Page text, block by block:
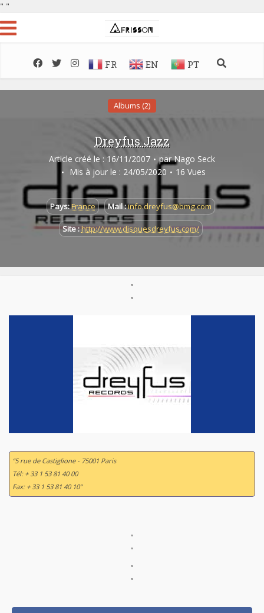
" "
FR EN PT
Albums (2)
Dreyfus Jazz
Article créé le : 16/11/2007 par Nago Seck
Mis à jour le : 24/05/2020
16 Vues
Pays:France Mail :info.dreyfus@bmg.com
Site :http://www.disquesdreyfus.com/
"
"
“5 rue de Castiglione - 75001 Paris
Tél: + 33 1 53 81 40 00
Fax: + 33 1 53 81 40 10”
"
"
"
"